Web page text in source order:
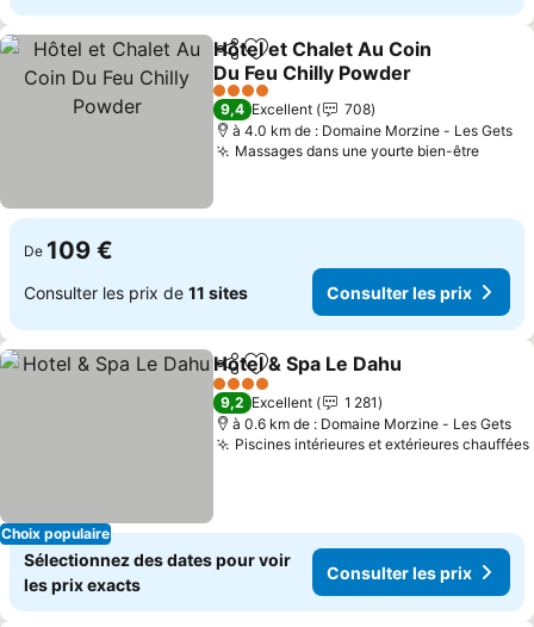
PartagerAjouter à mes favoris
Hôtel et Chalet Au Coin
Du Feu Chilly Powder
4 Étoiles
9,4 Excellent
708
à 4.0 km de : Domaine Morzine - Les Gets
Massages dans une yourte bien-être
De 109 €
Consulter les prix de 11 sites Consulter les prix
Choix populaire
PartagerAjouter à mes favoris
Hotel & Spa Le Dahu
4 Étoiles
9,2 Excellent
1 281
à 0.6 km de : Domaine Morzine - Les Gets
Piscines intérieures et extérieures chauffées
Sélectionnez des dates pour voir
les prix exacts
Consulter les prix